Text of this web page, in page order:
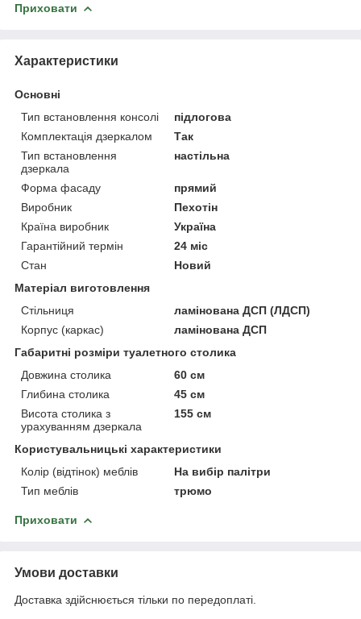
Приховати
Характеристики
Основні
Тип встановлення консолі
підлогова
Комплектація дзеркалом
Так
Тип встановлення
дзеркала
настільна
Форма фасаду
прямий
Виробник
Пехотін
Країна виробник
Україна
Гарантійний термін
24 міс
Стан
Новий
Матеріал виготовлення
Стільниця
ламінована ДСП (ЛДСП)
Корпус (каркас)
ламінована ДСП
Габаритні розміри туалетного столика
Довжина столика
60 см
Глибина столика
45 см
Висота столика з
урахуванням дзеркала
155 см
Користувальницькі характеристики
Колір (відтінок) меблів
На вибір палітри
Тип меблів
трюмо
Приховати
Умови доставки
Доставка здійснюється тільки по передоплаті.